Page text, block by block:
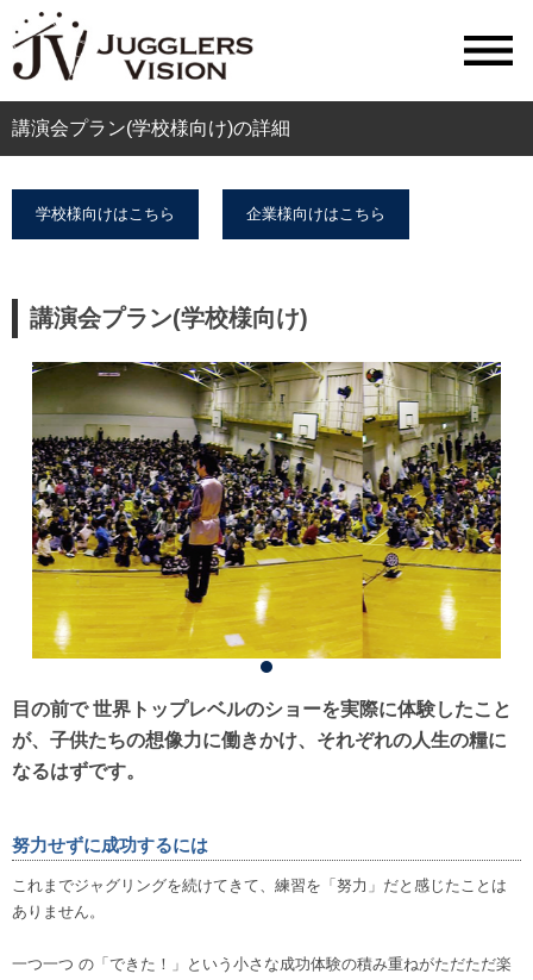
講演会プラン(学校様向け)の詳細
学校様向けはこちら 企業様向けはこちら
講演会プラン(学校様向け)
目の前で 世界トップレベルのショーを実際に体験したこと
が、子供たちの想像力に働きかけ、それぞれの人生の糧に
なるはずです。
努力せずに成功するには
これまでジャグリングを続けてきて、練習を「努力」だと感じたことは
ありません。
一つ一つ の「できた！」という小さな成功体験の積み重ねがただただ楽